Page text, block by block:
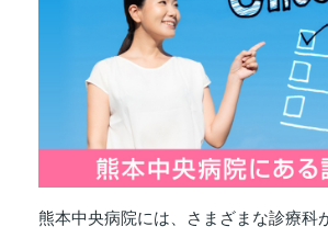
熊本中央病院には、さまざまな診療科